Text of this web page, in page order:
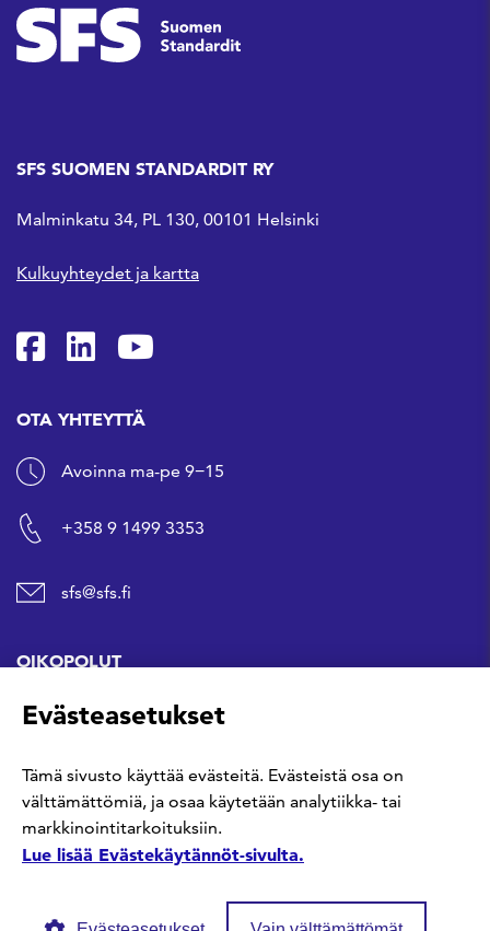
SFS SUOMEN STANDARDIT RY
Malminkatu 34, PL 130, 00101 Helsinki
Kulkuyhteydet ja kartta
SFS Facebookissa
SFS Linkedinissä
SFS Youtubessa
OTA YHTEYTTÄ
Avoinna ma-pe 9−15
+358 9 1499 3353
sfs@sfs.fi
OIKOPOLUT
Hanki standardi
Kommentoi tekeillä olevia standardeja
Evästeasetukset
Tämä sivusto käyttää evästeitä. Evästeistä osa on
välttämättömiä, ja osaa käytetään analytiikka- tai
markkinointitarkoituksiin.
Lue lisää Evästekäytännöt-sivulta.